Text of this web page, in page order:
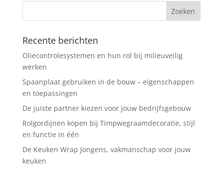
Recente berichten
Oliecontrolesystemen en hun rol bij milieuveilig
werken
Spaanplaat gebruiken in de bouw – eigenschappen
en toepassingen
De juiste partner kiezen voor jouw bedrijfsgebouw
Rolgordijnen kopen bij Timpwegraamdecoratie, stijl
en functie in één
De Keuken Wrap Jongens, vakmanschap voor jouw
keuken